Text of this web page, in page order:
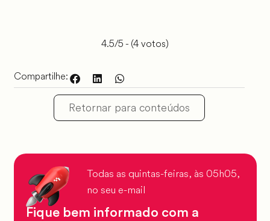
4.5/5 - (4 votos)
Compartilhe:
Retornar para conteúdos
Todas as quintas-feiras, às 05h05,
no seu e-mail
Fique bem informado com a